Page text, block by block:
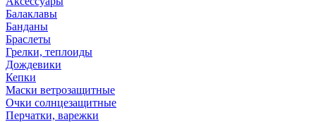
Балаклавы
Банданы
Браслеты
Грелки, теплоиды
Дождевики
Кепки
Маски ветрозащитные
Очки солнцезащитные
Перчатки, варежки